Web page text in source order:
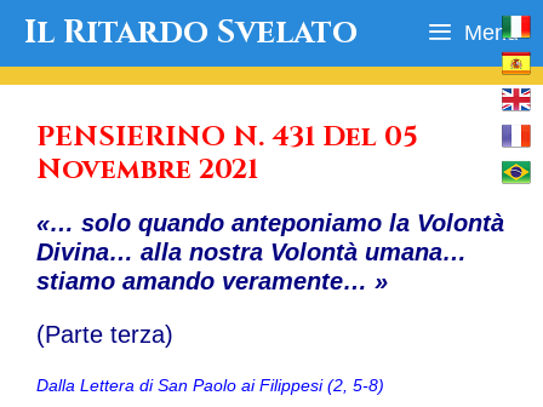
Il Ritardo Svelato Menu
PENSIERINO N. 431 Del 05
Novembre 2021
«… solo quando anteponiamo la Volontà
Divina… alla nostra Volontà umana…
stiamo amando veramente… »
(Parte terza)
Dalla Lettera di San Paolo ai Filippesi (2, 5-8)